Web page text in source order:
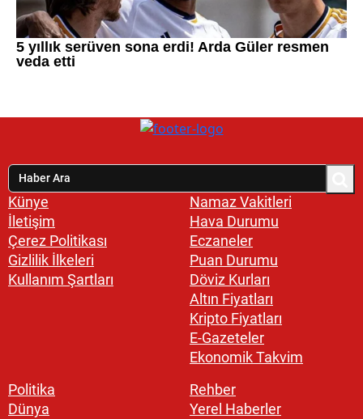
Künye
İletişim
Çerez Politikası
Gizlilik İlkeleri
Kullanım Şartları
Namaz Vakitleri
Hava Durumu
Eczaneler
Puan Durumu
Döviz Kurları
Altın Fiyatları
Kripto Fiyatları
E-Gazeteler
Ekonomik Takvim
Politika
Dünya
Rehber
Yerel Haberler